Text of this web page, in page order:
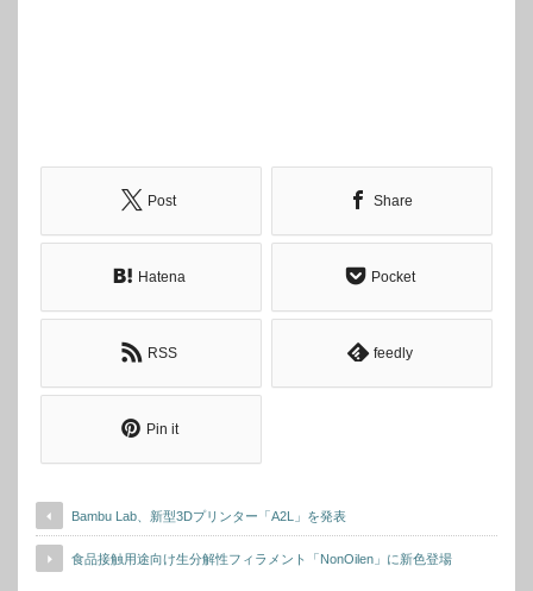
Post Share
Hatena Pocket
RSS feedly
Pin it
Bambu Lab、新型3Dプリンター「A2L」を発表
食品接触用途向け生分解性フィラメント「NonOilen」に新色登場